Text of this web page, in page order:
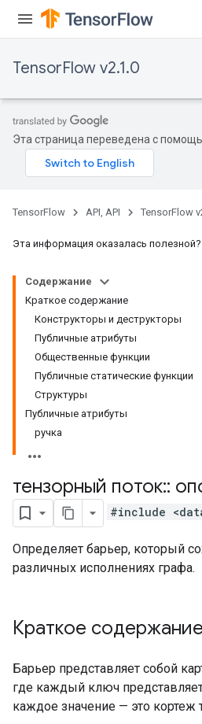
TensorFlow v2.1.0
Эта страница переведена с
TensorFlow API, API TensorFlow
Эта информация оказалась полезной?
Содержание
Краткое содержание
Конструкторы и деструкторы
Публичные атрибуты
Общественные функции
Публичные статические функции
Структуры
Публичные атрибуты
ручка
тензорный поток::
#include
Определяет барьер, который
различных исполнениях графа.
Краткое содержание
Барьер представляет собой
где каждый ключ
каждое значение — это кортеж